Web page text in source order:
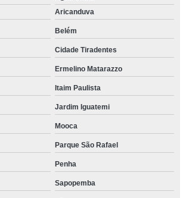
Aricanduva
Belém
Cidade Tiradentes
Ermelino Matarazzo
Itaim Paulista
Jardim Iguatemi
Mooca
Parque São Rafael
Penha
Sapopemba